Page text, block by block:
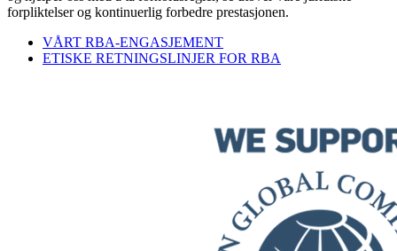
forpliktelser og kontinuerlig forbedre prestasjonen.
VÅRT RBA-ENGASJEMENT
ETISKE RETNINGSLINJER FOR RBA